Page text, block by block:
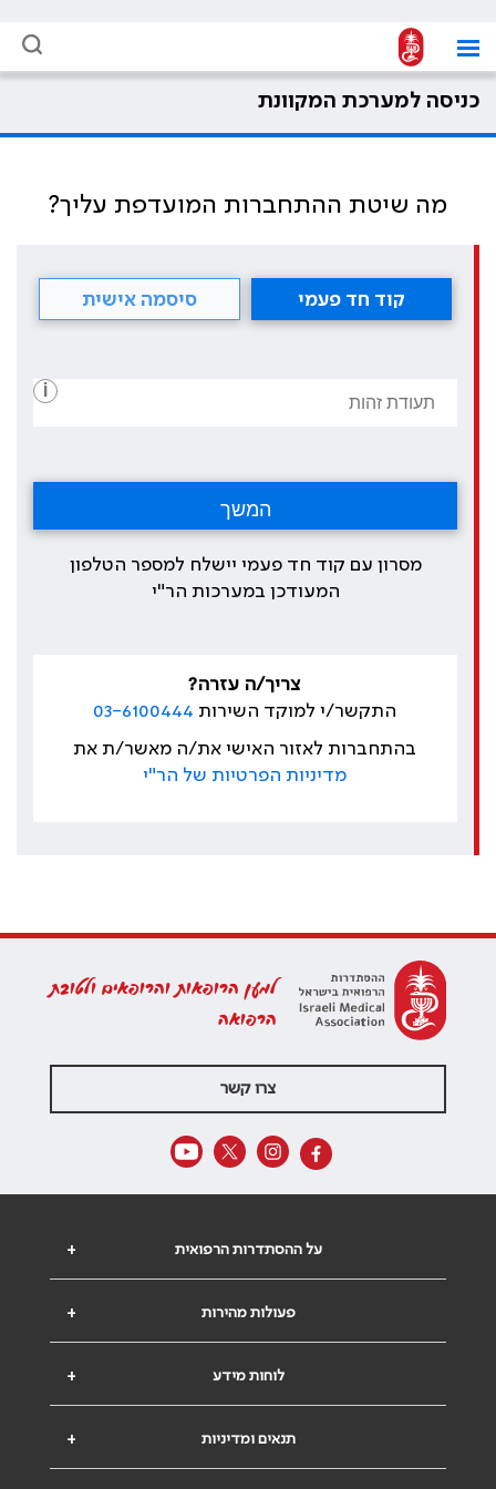
כניסה למערכת המקוונת
מה שיטת ההתחברות המועדפת עליך?
קוד חד פעמי סיסמה אישית
i
מסרון עם קוד חד פעמי יישלח למספר הטלפון
המעודכן במערכות הר"י
צריך/ה עזרה?
התקשר/י למוקד השירות 03-6100444
בהתחברות לאזור האישי את/ה מאשר/ת את
מדיניות הפרטיות של הר"י
למען הרופאות והרופאים ולטובת
הרפואה
צרו קשר
+ על ההסתדרות הרפואית
+ פעולות מהירות
+ לוחות מידע
+ תנאים ומדיניות